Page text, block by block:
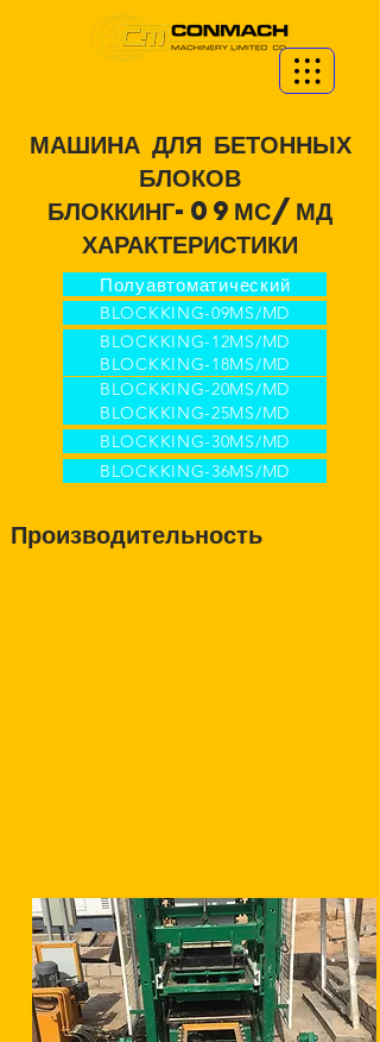
МАШИНА ДЛЯ БЕТОННЫХ
БЛОКОВ
БЛОККИНГ-09МС/МД
ХАРАКТЕРИСТИКИ
Полуавтоматический
BLOCKKING-09MS/MD
BLOCKKING-12MS/MD
BLOCKKING-18MS/MD
BLOCKKING-20MS/MD
BLOCKKING-25MS/MD
BLOCKKING-30MS/MD
BLOCKKING-36MS/MD
Производительность